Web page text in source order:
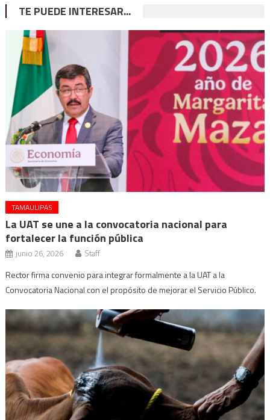
TE PUEDE INTERESAR...
TAMAULIPAS
La UAT se une a la convocatoria nacional para
fortalecer la función pública
junio 26, 2026 Staff
Rector firma convenio para integrar formalmente a la UAT a la
Convocatoria Nacional con el propósito de mejorar el Servicio Público.